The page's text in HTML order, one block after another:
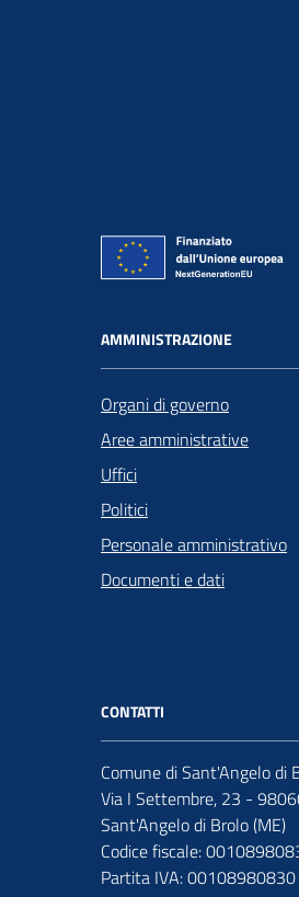
AMMINISTRAZIONE
Organi di governo
Aree amministrative
Uffici
Politici
Personale amministrativo
Documenti e dati
CONTATTI
Comune di Sant'Angelo di
Via I Settembre, 23 -
Sant'Angelo di Brolo (ME)
Codice fiscale:
Partita IVA: 00108980830